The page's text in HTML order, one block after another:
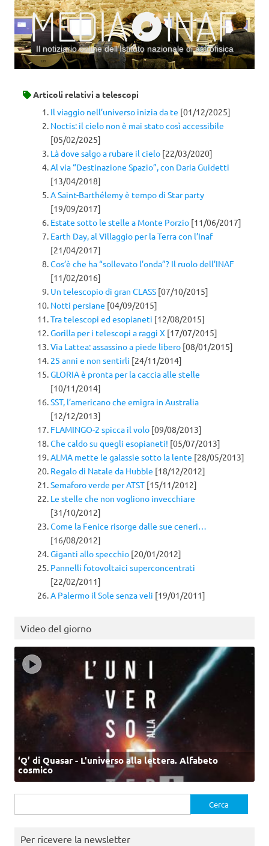
Il notiziario online dell’Istituto nazionale di astrofisica
Articoli relativi a telescopi
Il viaggio nell’universo inizia da te [01/12/2025]
Noctis: il cielo non è mai stato così accessibile
[05/02/2025]
Là dove salgo a rubare il cielo [22/03/2020]
Al via “Destinazione Spazio”, con Daria Guidetti
[13/04/2018]
A Saint-Barthélemy è tempo di Star party
[19/09/2017]
Estate sotto le stelle a Monte Porzio [11/06/2017]
Earth Day, al Villaggio per la Terra con l’Inaf
[21/04/2017]
Cos’è che ha “sollevato l’onda”? Il ruolo dell’INAF
[11/02/2016]
Un telescopio di gran CLASS [07/10/2015]
Notti persiane [04/09/2015]
Tra telescopi ed esopianeti [12/08/2015]
Gorilla per i telescopi a raggi X [17/07/2015]
Via Lattea: assassino a piede libero [08/01/2015]
25 anni e non sentirli [24/11/2014]
GLORIA è pronta per la caccia alle stelle
[10/11/2014]
SST, l’americano che emigra in Australia
[12/12/2013]
FLAMINGO-2 spicca il volo [09/08/2013]
Che caldo su quegli esopianeti! [05/07/2013]
ALMA mette le galassie sotto la lente [28/05/2013]
Regalo di Natale da Hubble [18/12/2012]
Semaforo verde per ATST [15/11/2012]
Le stelle che non vogliono invecchiare
[31/10/2012]
Come la Fenice risorge dalle sue ceneri…
[16/08/2012]
Giganti allo specchio [20/01/2012]
Pannelli fotovoltaici superconcentrati
[22/02/2011]
A Palermo il Sole senza veli [19/01/2011]
Video del giorno
‘Q’ di Quasar - L'universo alla lettera. Alfabeto
cosmico
per:
Per ricevere la newsletter